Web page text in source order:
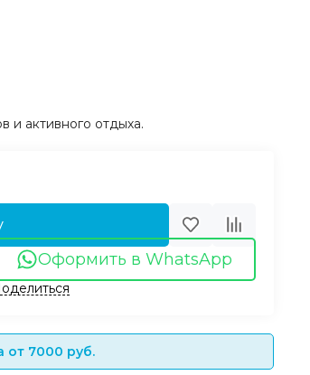
и активного отдыха.
Оформить в WhatsApp
от 7000 руб.